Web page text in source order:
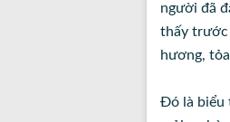
người đã
thấy trước
hương,
Đó là biểu